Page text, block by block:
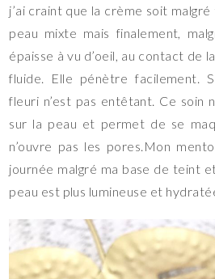
j’ai craint que la crème soit
peau mixte mais finalement,
épaisse à vu d’oeil, au contact de
fluide. Elle pénètre facilement.
fleuri n’est pas entêtant. Ce soin
sur la peau et permet de se
n’ouvre pas les pores.Mon
journée malgré ma base de teint
peau est plus lumineuse et